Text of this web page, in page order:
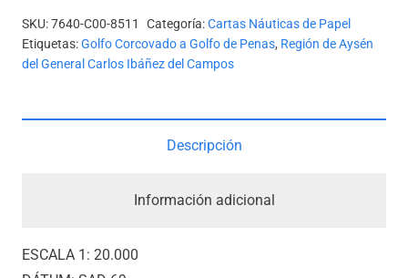
cantidad
SKU:7640-C00-8511 Categoría:Cartas Náuticas de Papel
Etiquetas:Golfo Corcovado a Golfo de Penas, Región de Aysén
del General Carlos Ibáñez del Campos
Descripción
Información adicional
ESCALA 1: 20.000